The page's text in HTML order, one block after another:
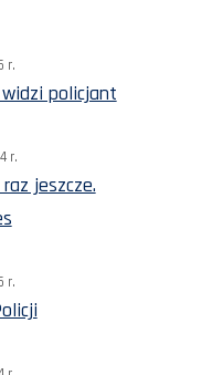
r.
policjant
r.
jeszcze.
r.